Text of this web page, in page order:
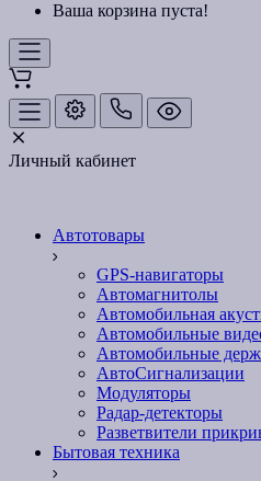
Ваша корзина пуста!
Личный кабинет
Автотовары
GPS-навигаторы
Автомагнитолы
Автомобильная
Автомобильные
Автомобильные
АвтоСигнализации
Модуляторы
Радар-детекторы
Разветвители
Бытовая техника